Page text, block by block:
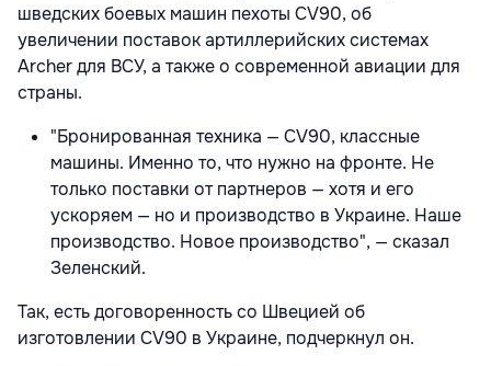
шведских боевых машин пехоты СV90, об
увеличении поставок артиллерийских системах
Archer для ВСУ, а также о современной авиации для
страны.
"Бронированная техника — СV90, классные
машины. Именно то, что нужно на фронте. Не
только поставки от партнеров — хотя и его
ускоряем — но и производство в Украине. Наше
производство. Новое производство", — сказал
Зеленский.
Так, есть договоренность со Швецией об
изготовлении СV90 в Украине, подчеркнул он.